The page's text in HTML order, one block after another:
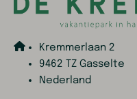
Kremmerlaan 2
9462 TZ Gasselte
Nederland